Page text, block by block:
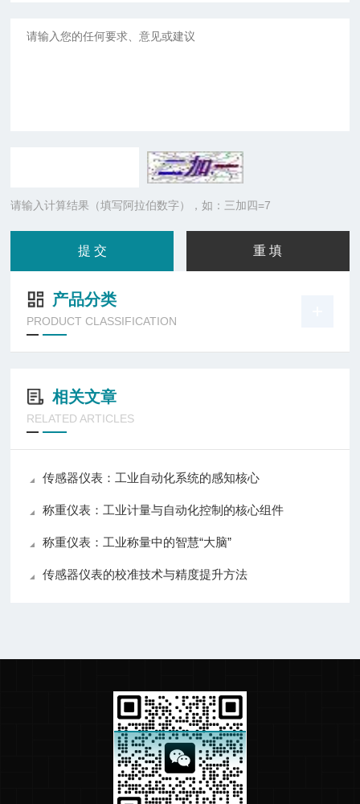
请输入计算结果（填写阿拉伯数字），如：三加四=7
产品分类
PRODUCT CLASSIFICATION
相关文章
RELATED ARTICLES
传感器仪表：工业自动化系统的感知核心
称重仪表：工业计量与自动化控制的核心组件
称重仪表：工业称量中的智慧“大脑”
传感器仪表的校准技术与精度提升方法